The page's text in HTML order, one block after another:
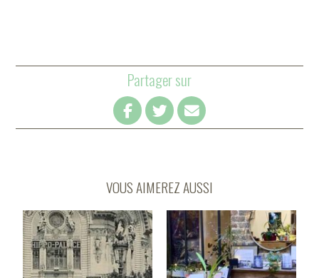
Partager sur
VOUS AIMEREZ AUSSI